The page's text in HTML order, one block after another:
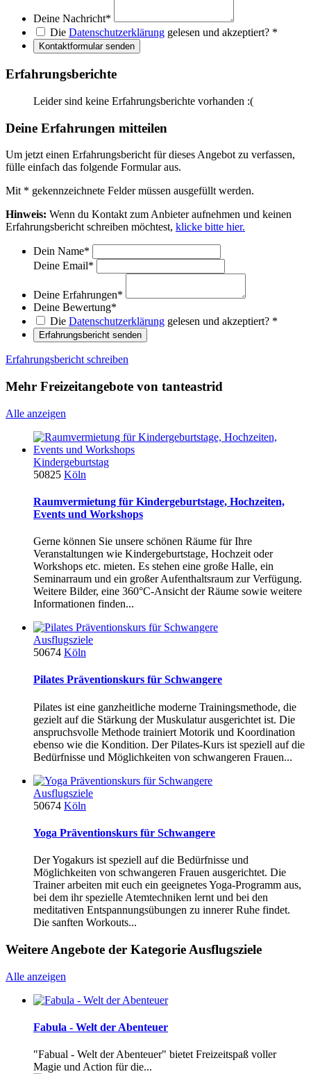
Deine Nachricht*
Die Datenschutzerklärung gelesen und akzeptiert? *
Kontaktformular senden
Erfahrungsberichte
Leider sind keine Erfahrungsberichte vorhanden :(
Deine Erfahrungen mitteilen
Um jetzt einen Erfahrungsbericht für dieses Angebot zu verfassen,
fülle einfach das folgende Formular aus.
Mit * gekennzeichnete Felder müssen ausgefüllt werden.
Hinweis: Wenn du Kontakt zum Anbieter aufnehmen und keinen
Erfahrungsbericht schreiben möchtest, klicke bitte hier.
Dein Name*
Deine Email*
Deine Erfahrungen*
Deine Bewertung*
Die Datenschutzerklärung gelesen und akzeptiert? *
Erfahrungsbericht senden
Erfahrungsbericht schreiben
Mehr Freizeitangebote von tanteastrid
Alle anzeigen
Kindergeburtstag
50825 Köln
Raumvermietung für Kindergeburtstage, Hochzeiten,
Events und Workshops
Gerne können Sie unsere schönen Räume für Ihre
Veranstaltungen wie Kindergeburtstage, Hochzeit oder
Workshops etc. mieten. Es stehen eine große Halle, ein
Seminarraum und ein großer Aufenthaltsraum zur Verfügung.
Weitere Bilder, eine 360°C-Ansicht der Räume sowie weitere
Informationen finden...
Ausflugsziele
50674 Köln
Pilates Präventionskurs für Schwangere
Pilates ist eine ganzheitliche moderne Trainingsmethode, die
gezielt auf die Stärkung der Muskulatur ausgerichtet ist. Die
anspruchsvolle Methode trainiert Motorik und Koordination
ebenso wie die Kondition. Der Pilates-Kurs ist speziell auf die
Bedürfnisse und Möglichkeiten von schwangeren Frauen...
Ausflugsziele
50674 Köln
Yoga Präventionskurs für Schwangere
Der Yogakurs ist speziell auf die Bedürfnisse und
Möglichkeiten von schwangeren Frauen ausgerichtet. Die
Trainer arbeiten mit euch ein geeignetes Yoga-Programm aus,
bei dem ihr spezielle Atemtechniken lernt und bei den
meditativen Entspannungsübungen zu innerer Ruhe findet.
Die sanften Workouts...
Weitere Angebote der Kategorie Ausflugsziele
Alle anzeigen
Fabula - Welt der Abenteuer
"Fabual - Welt der Abenteuer" bietet Freizeitspaß voller
Magie und Action für die...